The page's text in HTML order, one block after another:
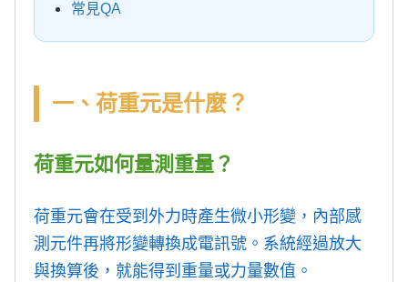
常見QA
一、荷重元是什麼？
荷重元如何量測重量？
荷重元會在受到外力時產生微小形變，內部感
測元件再將形變轉換成電訊號。系統經過放大
與換算後，就能得到重量或力量數值。